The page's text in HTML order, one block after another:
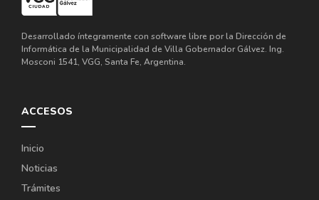
Desarrollado íntegramente con software libre por la Dirección de
Informática de la Municipalidad de Villa Gobernador Gálvez. Ing.
Mosconi 1541, VGG, Santa Fe, Argentina.
ACCESOS
Inicio
Noticias
Trámites